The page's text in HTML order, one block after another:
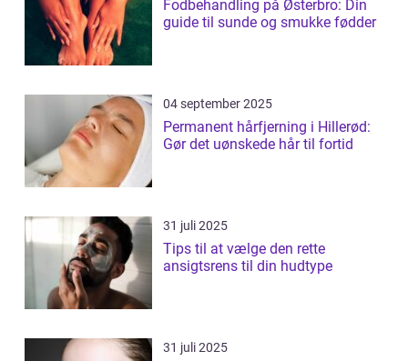
Fodbehandling på Østerbro: Din
guide til sunde og smukke fødder
04 september 2025
Permanent hårfjerning i Hillerød:
Gør det uønskede hår til fortid
31 juli 2025
Tips til at vælge den rette
ansigtsrens til din hudtype
31 juli 2025